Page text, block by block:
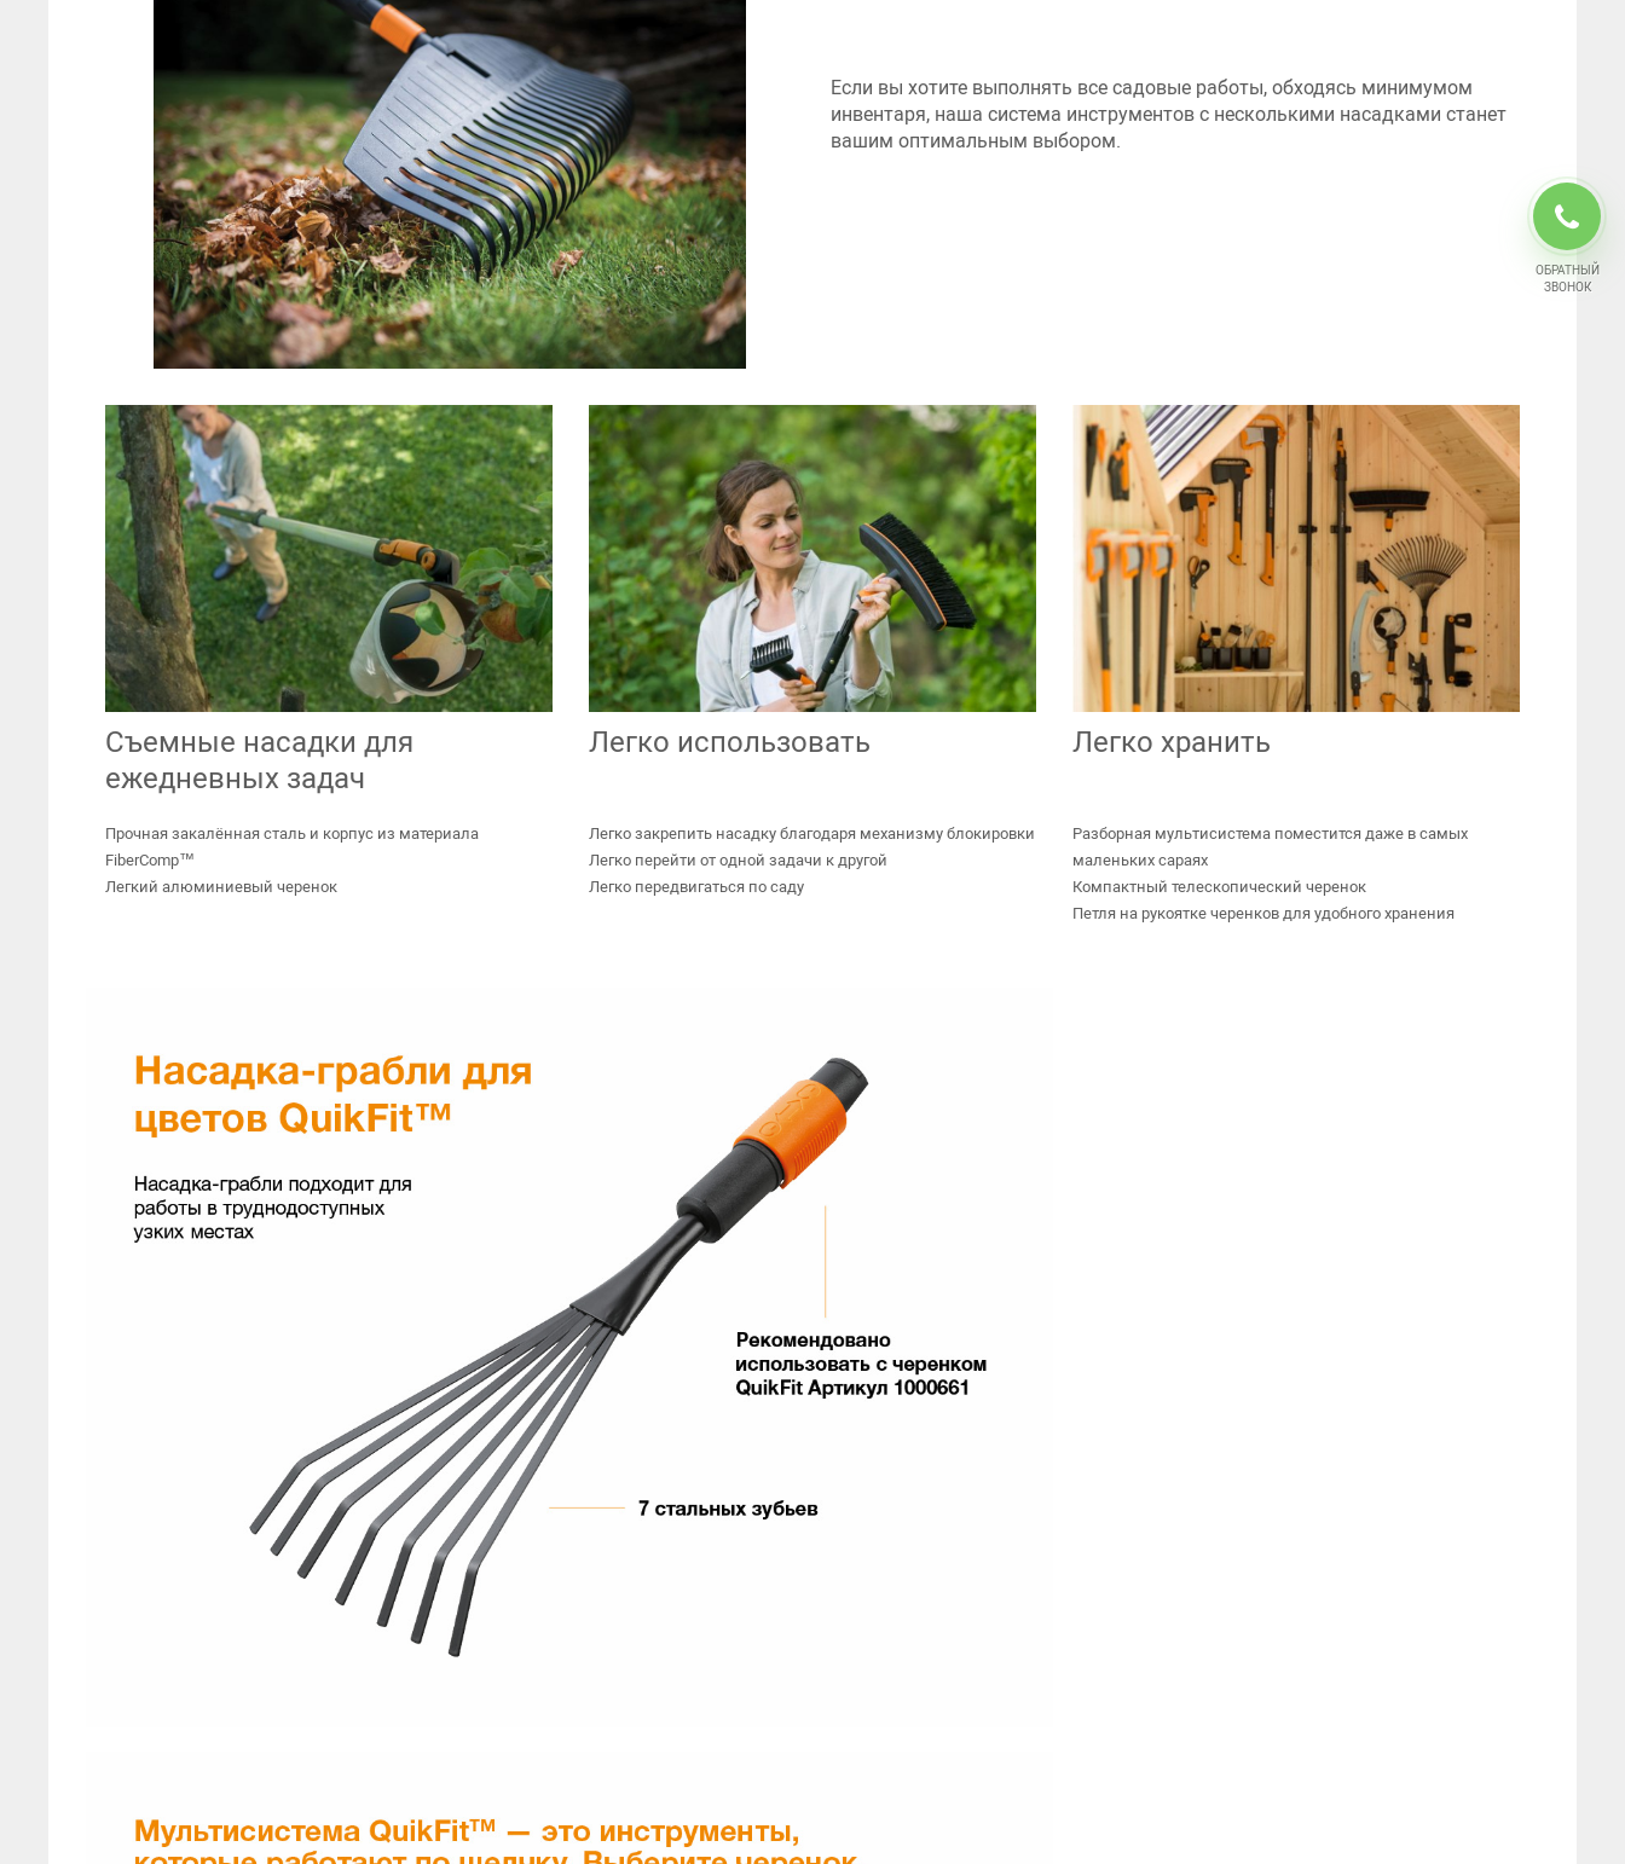
ОБРАТНЫЙ
ЗВОНОК
Если вы хотите выполнять все садовые работы, обходясь минимумом
инвентаря, наша система инструментов с несколькими насадками станет
вашим оптимальным выбором.
Съемные насадки для
ежедневных задач
Прочная закалённая сталь и корпус из материала
FiberComp™
Легкий алюминиевый черенок
Легко использовать
Легко закрепить насадку благодаря механизму блокировки
Легко перейти от одной задачи к другой
Легко передвигаться по саду
Легко хранить
Разборная мультисистема поместится даже в самых
маленьких сараях
Компактный телескопический черенок
Петля на рукоятке черенков для удобного хранения